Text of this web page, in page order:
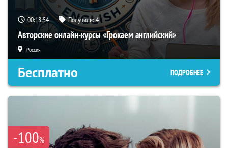
00:18:54 Получили:4
Авторские онлайн-курсы «Грокаем английский»
Россия
Бесплатно ПОДРОБНЕЕ
-100%